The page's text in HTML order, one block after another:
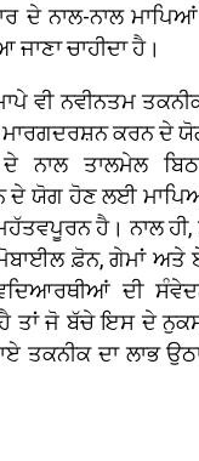
ਦੇ ਨਾਲ-ਨਾਲ
ਚਾਹੀਦਾ ਹੈ।
ਵੀ ਨਵੀਨਤਮ
ਕਰਨ ਦੇ
ਨਾਲ ਤਾਲਮੇਲ
ਦੇ ਯੋਗ ਹੋਣ ਲਈ
ਹੈ। ਨਾਲ ਹੀ,
ਮੋਬਾਈਲ ਫ਼ੋਨ, ਗੇਮਾਂ
ਦੀ
ਹੈ ਤਾਂ ਜੋ ਬੱਚੇ ਇਸ ਦੇ
ਤਕਨੀਕ ਦਾ ਲਾਭ